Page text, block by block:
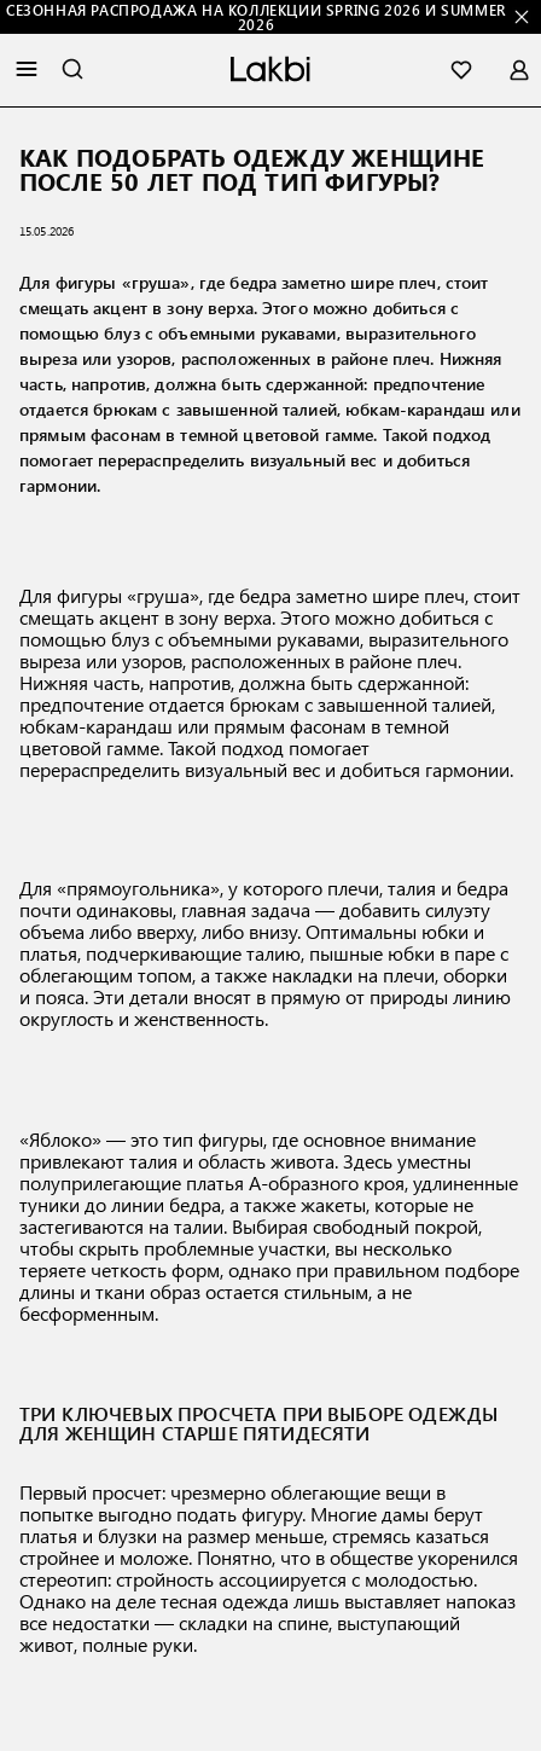
СЕЗОННАЯ РАСПРОДАЖА НА КОЛЛЕКЦИИ SPRING 2026 И SUMMER
2026
КАК ПОДОБРАТЬ ОДЕЖДУ ЖЕНЩИНЕ
ПОСЛЕ 50 ЛЕТ ПОД ТИП ФИГУРЫ?
15.05.2026
Для фигуры «груша», где бедра заметно шире плеч, стоит
смещать акцент в зону верха. Этого можно добиться с
помощью блуз с объемными рукавами, выразительного
выреза или узоров, расположенных в районе плеч. Нижняя
часть, напротив, должна быть сдержанной: предпочтение
отдается брюкам с завышенной талией, юбкам-карандаш или
прямым фасонам в темной цветовой гамме. Такой подход
помогает перераспределить визуальный вес и добиться
гармонии.
Для фигуры «груша», где бедра заметно шире плеч, стоит
смещать акцент в зону верха. Этого можно добиться с
помощью блуз с объемными рукавами, выразительного
выреза или узоров, расположенных в районе плеч.
Нижняя часть, напротив, должна быть сдержанной:
предпочтение отдается брюкам с завышенной талией,
юбкам-карандаш или прямым фасонам в темной
цветовой гамме. Такой подход помогает
перераспределить визуальный вес и добиться гармонии.
Для «прямоугольника», у которого плечи, талия и бедра
почти одинаковы, главная задача — добавить силуэту
объема либо вверху, либо внизу. Оптимальны юбки и
платья, подчеркивающие талию, пышные юбки в паре с
облегающим топом, а также накладки на плечи, оборки
и пояса. Эти детали вносят в прямую от природы линию
округлость и женственность.
«Яблоко» — это тип фигуры, где основное внимание
привлекают талия и область живота. Здесь уместны
полуприлегающие платья А-образного кроя, удлиненные
туники до линии бедра, а также жакеты, которые не
застегиваются на талии. Выбирая свободный покрой,
чтобы скрыть проблемные участки, вы несколько
теряете четкость форм, однако при правильном подборе
длины и ткани образ остается стильным, а не
бесформенным.
ТРИ КЛЮЧЕВЫХ ПРОСЧЕТА ПРИ ВЫБОРЕ ОДЕЖДЫ
ДЛЯ ЖЕНЩИН СТАРШЕ ПЯТИДЕСЯТИ
Первый просчет: чрезмерно облегающие вещи в
попытке выгодно подать фигуру. Многие дамы берут
платья и блузки на размер меньше, стремясь казаться
стройнее и моложе. Понятно, что в обществе укоренился
стереотип: стройность ассоциируется с молодостью.
Однако на деле тесная одежда лишь выставляет напоказ
все недостатки — складки на спине, выступающий
живот, полные руки.